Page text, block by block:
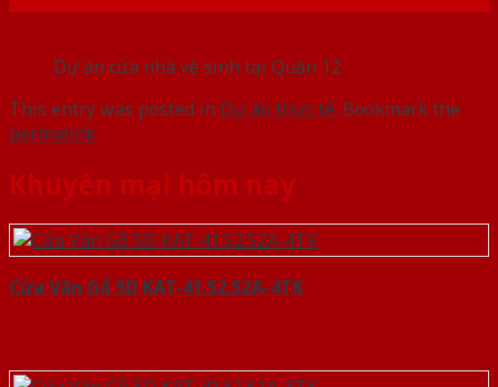
Dự án cửa nhà vệ sinh tại Quận 12
This entry was posted in Dự án thực tế. Bookmark the
permalink.
Khuyến mại hôm nay
Cửa Vân Gỗ 5D KAT-41.52.52A-4TK